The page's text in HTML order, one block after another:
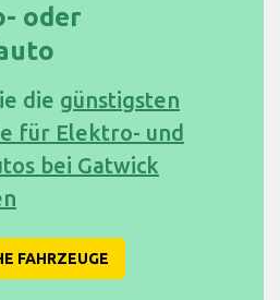
oder
die günstigsten
für Elektro- und
bei Gatwick
FAHRZEUGE